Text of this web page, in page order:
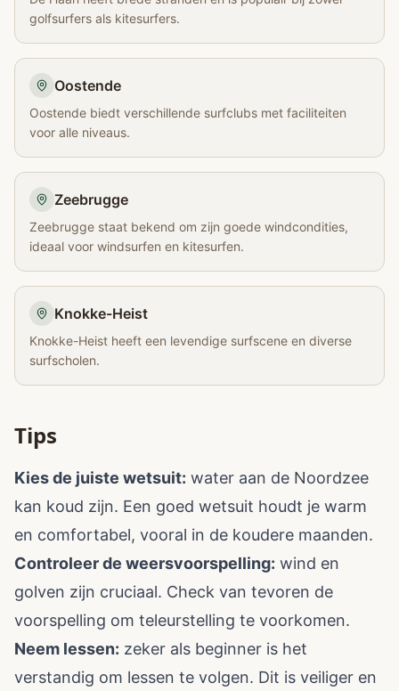
golfsurfers als kitesurfers.
Oostende
Oostende biedt verschillende surfclubs met faciliteiten
voor alle niveaus.
Zeebrugge
Zeebrugge staat bekend om zijn goede windcondities,
ideaal voor windsurfen en kitesurfen.
Knokke-Heist
Knokke-Heist heeft een levendige surfscene en diverse
surfscholen.
Tips
Kies de juiste wetsuit: water aan de Noordzee
kan koud zijn. Een goed wetsuit houdt je warm
en comfortabel, vooral in de koudere maanden.
Controleer de weersvoorspelling: wind en
golven zijn cruciaal. Check van tevoren de
voorspelling om teleurstelling te voorkomen.
Neem lessen: zeker als beginner is het
verstandig om lessen te volgen. Dit is veiliger en